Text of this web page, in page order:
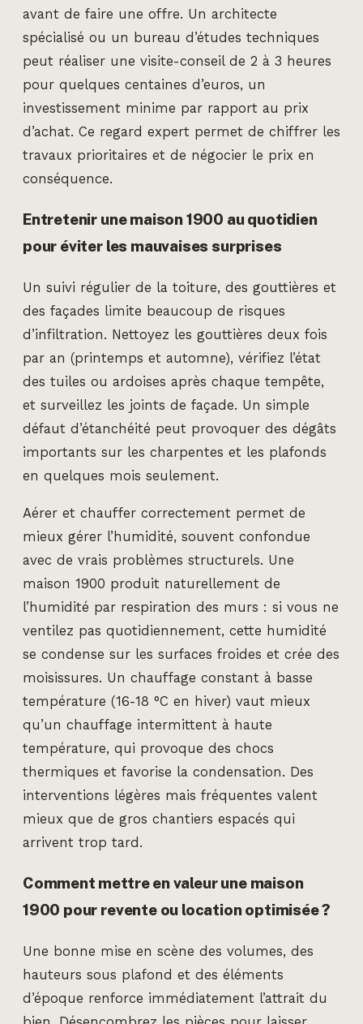
avant de faire une offre. Un architecte
spécialisé ou un bureau d’études techniques
peut réaliser une visite-conseil de 2 à 3 heures
pour quelques centaines d’euros, un
investissement minime par rapport au prix
d’achat. Ce regard expert permet de chiffrer les
travaux prioritaires et de négocier le prix en
conséquence.
Entretenir une maison 1900 au quotidien
pour éviter les mauvaises surprises
Un suivi régulier de la toiture, des gouttières et
des façades limite beaucoup de risques
d’infiltration. Nettoyez les gouttières deux fois
par an (printemps et automne), vérifiez l’état
des tuiles ou ardoises après chaque tempête,
et surveillez les joints de façade. Un simple
défaut d’étanchéité peut provoquer des dégâts
importants sur les charpentes et les plafonds
en quelques mois seulement.
Aérer et chauffer correctement permet de
mieux gérer l’humidité, souvent confondue
avec de vrais problèmes structurels. Une
maison 1900 produit naturellement de
l’humidité par respiration des murs : si vous ne
ventilez pas quotidiennement, cette humidité
se condense sur les surfaces froides et crée des
moisissures. Un chauffage constant à basse
température (16-18 °C en hiver) vaut mieux
qu’un chauffage intermittent à haute
température, qui provoque des chocs
thermiques et favorise la condensation. Des
interventions légères mais fréquentes valent
mieux que de gros chantiers espacés qui
arrivent trop tard.
Comment mettre en valeur une maison
1900 pour revente ou location optimisée ?
Une bonne mise en scène des volumes, des
hauteurs sous plafond et des éléments
d’époque renforce immédiatement l’attrait du